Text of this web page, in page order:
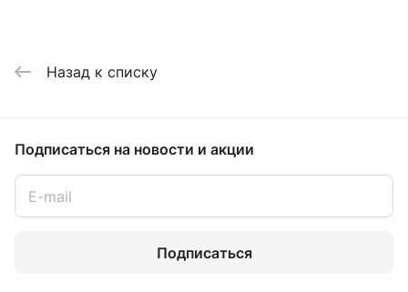
Назад к списку
Подписаться на новости и акции
Подписаться